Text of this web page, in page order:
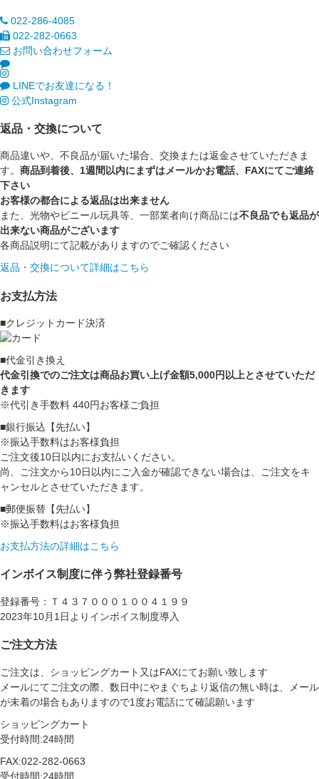
022-286-4085
022-282-0663
お問い合わせフォーム
LINEでお友達になる！
公式Instagram
返品・交換について
商品違いや、不良品が届いた場合、交換または返金させていただきま
す。 商品到着後、1週間以内にまずはメールかお電話、FAXにてご連絡
下さい
お客様の都合による返品は出来ません
また、光物やビニール玩具等、一部業者向け商品には不良品でも返品が
出来ない商品がございます
各商品説明にて記載がありますのでご確認ください
返品・交換について詳細はこちら
お支払方法
■クレジットカード決済
■代金引き換え
代金引換でのご注文は商品お買い上げ金額5,000円以上とさせていただ
きます
※代引き手数料 440円お客様ご負担
■銀行振込【先払い】
※振込手数料はお客様負担
ご注文後10日以内にお支払いください。
尚、ご注文から10日以内にご入金が確認できない場合は、ご注文をキ
ャンセルとさせていただきます。
■郵便振替【先払い】
※振込手数料はお客様負担
お支払方法の詳細はこちら
インボイス制度に伴う弊社登録番号
登録番号：Ｔ４３７０００１００４１９９
2023年10月1日よりインボイス制度導入
ご注文方法
ご注文は、ショッピングカート又はFAXにてお願い致します
メールにてご注文の際、数日中にやまぐちより返信の無い時は、メール
が未着の場合もありますので1度お電話にて確認願います
ショッピングカート
受付時間:24時間
FAX:022-282-0663
受付時間:24時間